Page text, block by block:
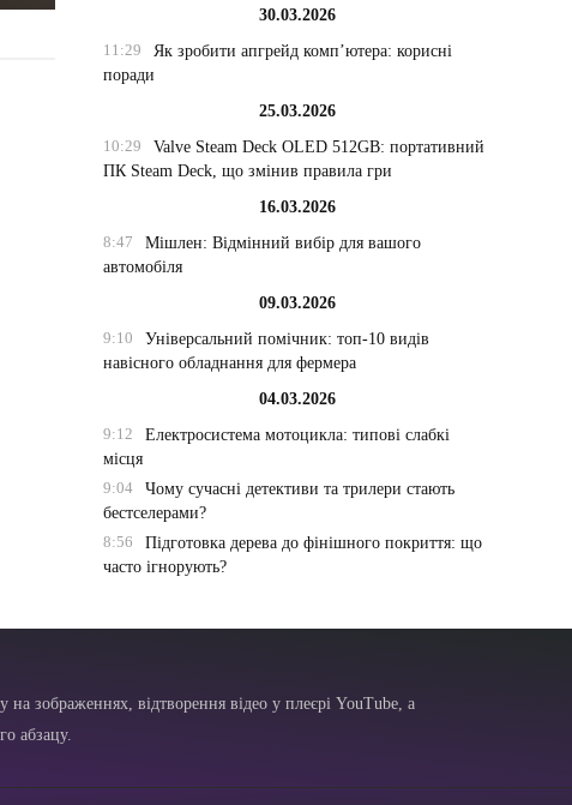
30.03.2026
11:29
Як зробити апгрейд комп’ютера: корисні
поради
25.03.2026
10:29
Valve Steam Deck OLED 512GB: портативний
ПК Steam Deck, що змінив правила гри
16.03.2026
8:47
Мішлен: Відмінний вибір для вашого
автомобіля
09.03.2026
9:10
Універсальний помічник: топ-10 видів
навісного обладнання для фермера
04.03.2026
9:12
Електросистема мотоцикла: типові слабкі
місця
9:04
Чому сучасні детективи та трилери стають
бестселерами?
8:56
Підготовка дерева до фінішного покриття: що
часто ігнорують?
зображеннях, відтворення відео у плеєрі YouTube, а
абзацу.